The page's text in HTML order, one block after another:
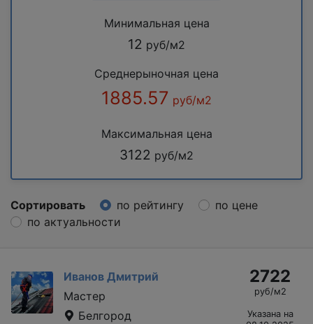
Минимальная цена
12 руб/м2
Среднерыночная цена
1885.57 руб/м2
Максимальная цена
3122 руб/м2
Сортировать по рейтингу
по цене
по актуальности
Иванов Дмитрий
Мастер
Белгород
2722
руб/м2
Указана на